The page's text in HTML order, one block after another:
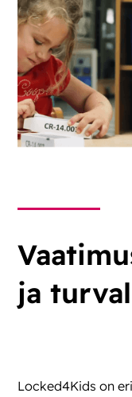
ja
Locked4Kids on